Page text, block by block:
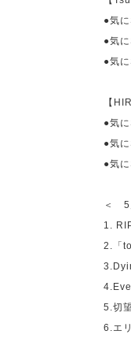
●気
●気
●気
【
●気
●気
●気
＜ 5
1.
2. 「
4.Eve
5.切
6.エ